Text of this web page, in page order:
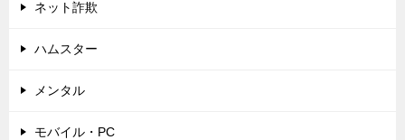
ネット詐欺
ハムスター
メンタル
モバイル・PC